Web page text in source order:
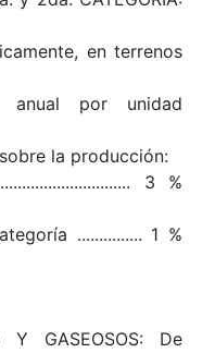
en terrenos
anual por unidad
la producción:
3 %
............... 1 %
Y GASEOSOS: De